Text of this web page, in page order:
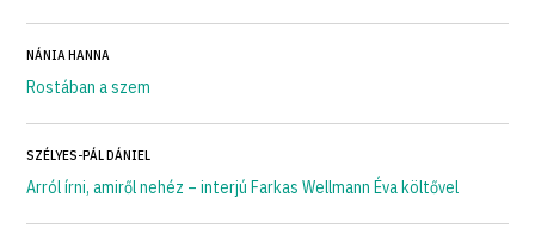
NÁNIA HANNA
Rostában a szem
SZÉLYES-PÁL DÁNIEL
Arról írni, amiről nehéz – interjú Farkas Wellmann Éva költővel